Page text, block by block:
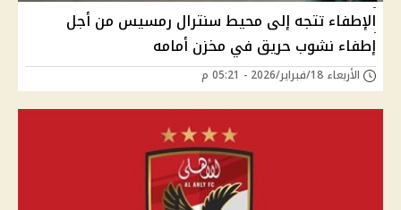
الإطفاء تتجه إلى محيط سنترال رمسيس من أجل
إطفاء نشوب حريق في مخزن أمامه
الأربعاء 18/فبراير/2026 - 05:21 م